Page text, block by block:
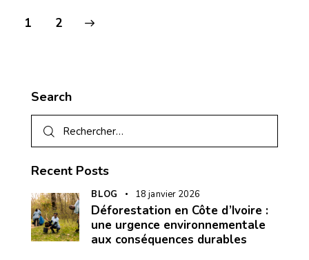
1 2
Search
Recent Posts
BLOG 18 janvier 2026
Déforestation en Côte d’Ivoire :
une urgence environnementale
aux conséquences durables